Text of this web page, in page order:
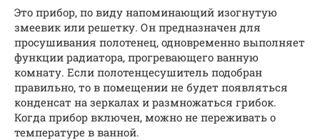
Это прибор, по виду напоминающий изогнутую
змеевик или решетку. Он предназначен для
просушивания полотенец, одновременно выполняет
функции радиатора, прогревающего ванную
комнату. Если полотенцесушитель подобран
правильно, то в помещении не будет появляться
конденсат на зеркалах и размножаться грибок.
Когда прибор включен, можно не переживать о
температуре в ванной.